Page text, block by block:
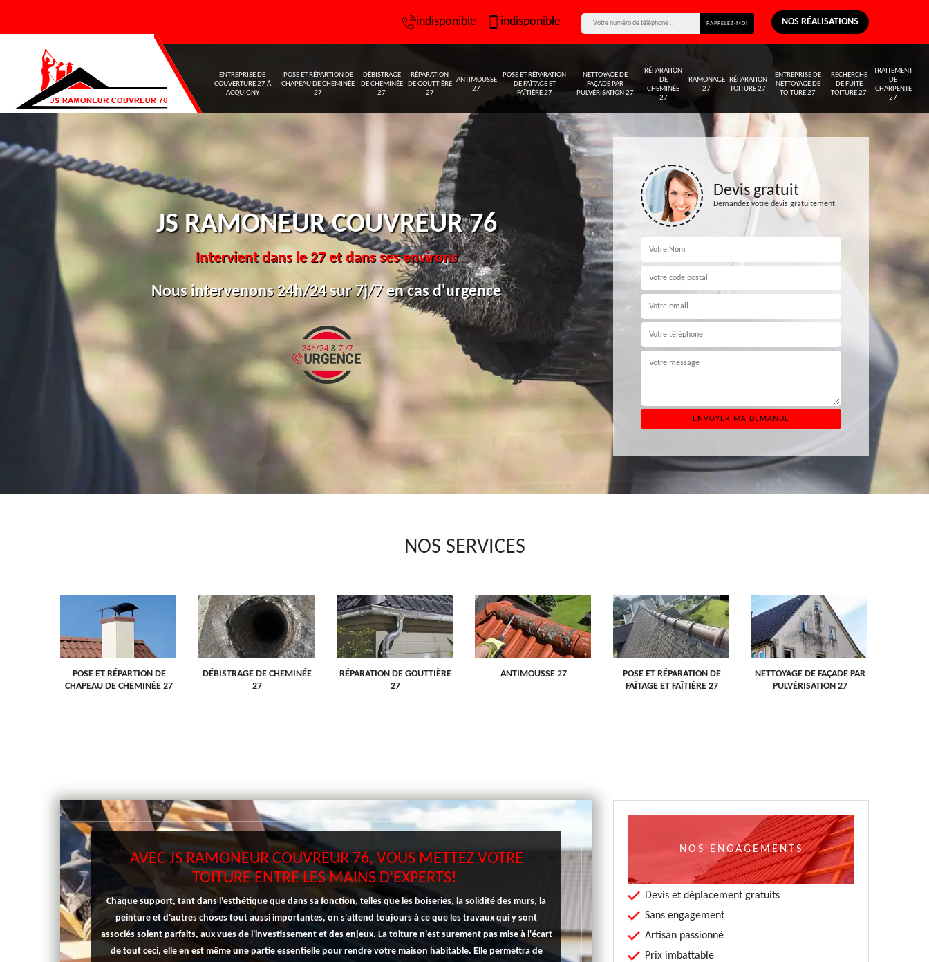
indisponible indisponible NOS RÉALISATIONS
ENTREPRISE DE
COUVERTURE 27 À
ACQUIGNY
POSE ET RÉPARTION DE
CHAPEAU DE CHEMINÉE
27
DÉBISTRAGE
DE CHEMINÉE
27
RÉPARATION
DE GOUTTIÈRE
27
ANTIMOUSSE
27
POSE ET RÉPARATION
DE FAÎTAGE ET
FAÎTIÈRE 27
NETTOYAGE DE
FAÇADE PAR
PULVÉRISATION 27
RÉPARATION
DE
CHEMINÉE
27
RAMONAGE
27
RÉPARATION
TOITURE 27
ENTREPRISE DE
NETTOYAGE DE
TOITURE 27
RECHERCHE
DE FUITE
TOITURE 27
TRAITEMENT
DE
CHARPENTE
27
JS RAMONEUR COUVREUR 76
Intervient dans le 27 et dans ses environs
Nous intervenons 24h/24 sur 7j/7 en cas d'urgence
Devis gratuit
Demandez votre devis gratuitement
NOS SERVICES
POSE ET RÉPARTION DE
CHAPEAU DE CHEMINÉE 27
DÉBISTRAGE DE CHEMINÉE
27
RÉPARATION DE GOUTTIÈRE
27
ANTIMOUSSE 27
POSE ET RÉPARATION DE
FAÎTAGE ET FAÎTIÈRE 27
NETTOYAGE DE FAÇADE PAR
PULVÉRISATION 27
AVEC JS RAMONEUR COUVREUR 76, VOUS METTEZ VOTRE
TOITURE ENTRE LES MAINS D'EXPERTS!
Chaque support, tant dans l'esthétique que dans sa fonction, telles que les boiseries, la solidité des murs, la
peinture et d'autres choses tout aussi importantes, on s'attend toujours à ce que les travaux qui y sont
associés soient parfaits, aux vues de l'investissement et des enjeux. La toiture n'est surement pas mise à l'écart
de tout ceci, elle en est même une partie essentielle pour rendre votre maison habitable. Elle permettra de
NOS ENGAGEMENTS
Devis et déplacement gratuits
Sans engagement
Artisan passionné
Prix imbattable